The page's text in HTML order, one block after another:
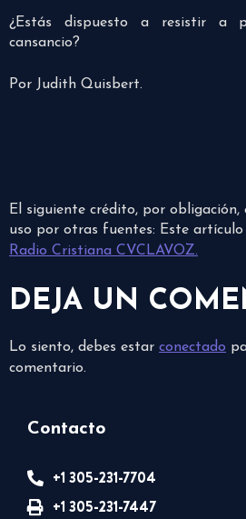
¿Estás dispuesto a resistir a
cansancio?
Por Judith Quisbert.
El siguiente crédito, por obligación,
uso por otras fuentes: Este
Radio Cristiana CVCLAVOZ.
DEJA UN
Lo siento, debes estar conectado
comentario.
Contacto
+1 305-231-7704
+1 305-231-7447